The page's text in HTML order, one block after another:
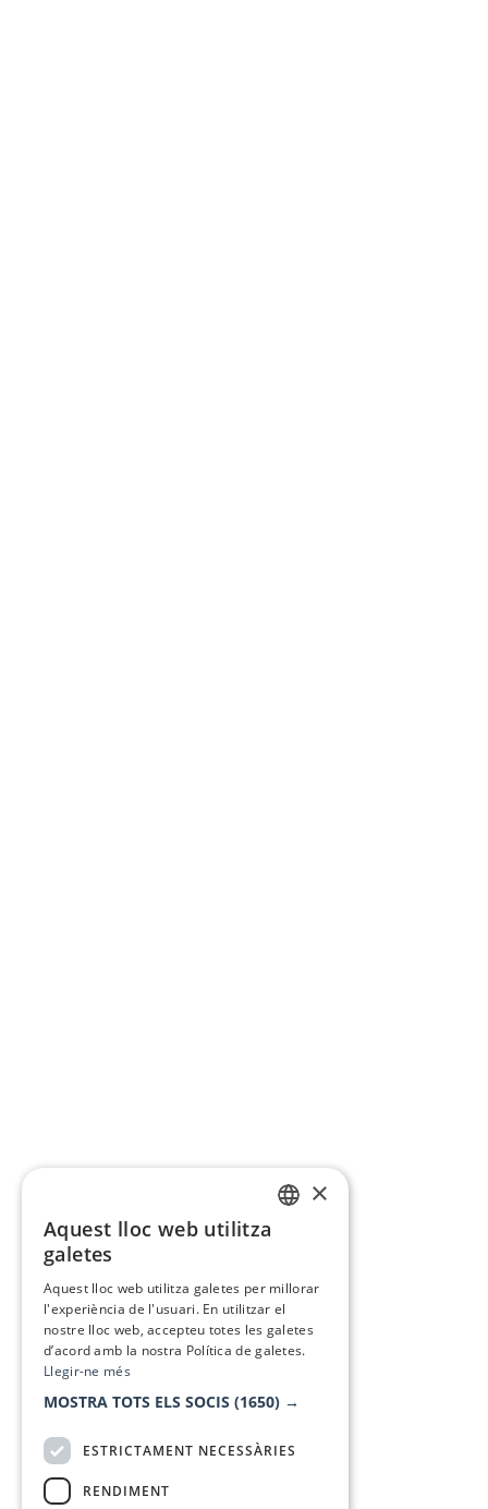
×
Aquest lloc web utilitza
galetes
Aquest lloc web utilitza galetes per millorar
l'experiència de l'usuari. En utilitzar el
nostre lloc web, accepteu totes les galetes
d’acord amb la nostra Política de galetes.
Llegir-ne més
MOSTRA TOTS ELS SOCIS (1650) →
ESTRICTAMENT NECESSÀRIES
RENDIMENT